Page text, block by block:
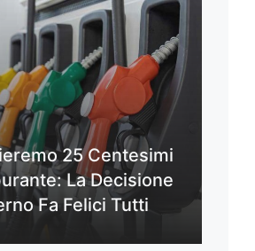
25 Centesimi
La Decisione
Fa Felici Tutti